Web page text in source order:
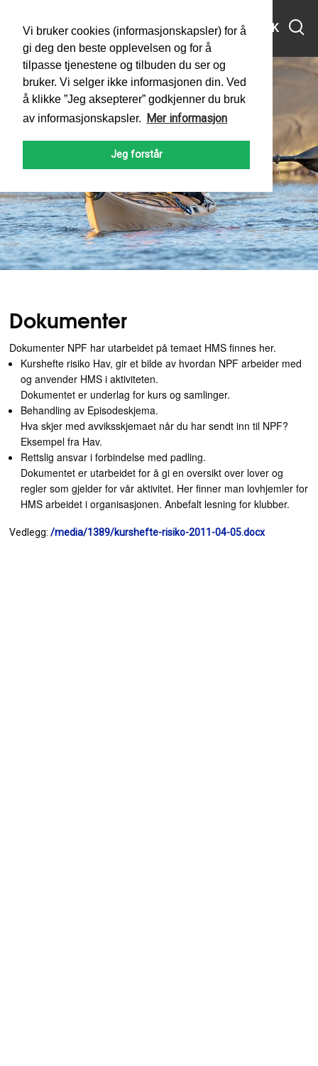
Vi bruker cookies (informasjonskapsler) for å
gi deg den beste opplevelsen og for å
tilpasse tjenestene og tilbuden du ser og
bruker. Vi selger ikke informasjonen din. Ved
å klikke ”Jeg aksepterer” godkjenner du bruk
av informasjonskapsler.
Mer informasjon
Jeg forstår
MENY SØK
Dokumenter
Dokumenter
Dokumenter NPF har utarbeidet på temaet HMS finnes her.
Kurshefte risiko Hav, gir et bilde av hvordan NPF arbeider med
og anvender HMS i aktiviteten.
Dokumentet er underlag for kurs og samlinger.
Behandling av Episodeskjema.
Hva skjer med avviksskjemaet når du har sendt inn til NPF?
Eksempel fra Hav.
Rettslig ansvar i forbindelse med padling.
Dokumentet er utarbeidet for å gi en oversikt over lover og
regler som gjelder for vår aktivitet. Her finner man lovhjemler for
HMS arbeidet i organisasjonen. Anbefalt lesning for klubber.
Vedlegg:/media/1389/kurshefte-risiko-2011-04-05.docx